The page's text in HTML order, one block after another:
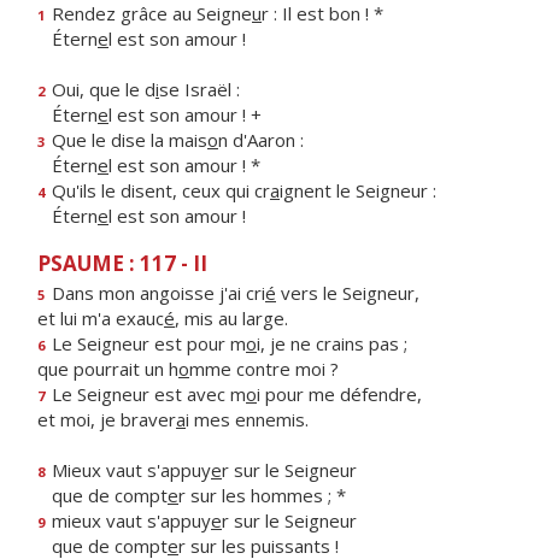
1 Rendez grâce au Seigneur : Il est bon ! *
Éternel est son amour !
2 Oui, que le dise Israël :
Éternel est son amour ! +
3 Que le dise la maison d'Aaron :
Éternel est son amour ! *
4 Qu'ils le disent, ceux qui craignent le Seigneur :
Éternel est son amour !
PSAUME : 117 - II
5 Dans mon angoisse j'ai crié vers le Seigneur,
et lui m'a exaucé, mis au large.
6 Le Seigneur est pour moi, je ne crains pas ;
que pourrait un homme contre moi ?
7 Le Seigneur est avec moi pour me défendre,
et moi, je braverai mes ennemis.
8 Mieux vaut s'appuyer sur le Seigneur
que de compter sur les hommes ; *
9 mieux vaut s'appuyer sur le Seigneur
que de compter sur les puissants !